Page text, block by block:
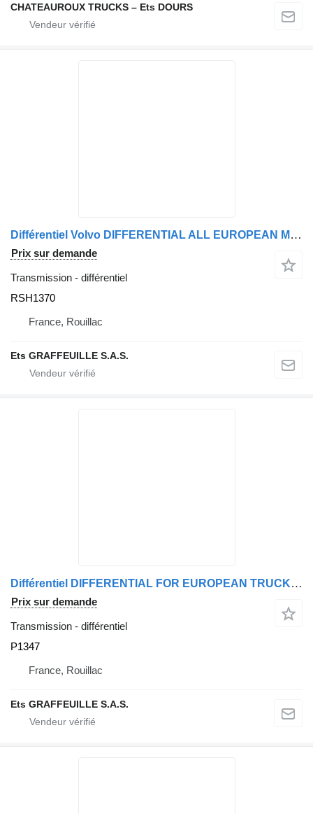
CHATEAUROUX TRUCKS – Ets DOURS
Différentiel Volvo DIFFERENTIAL ALL EUROPEAN MAKES RSH1370 pour camion Volvo FM
Prix sur demande
Transmission - différentiel
RSH1370
France, Rouillac
Ets GRAFFEUILLE S.A.S.
Différentiel DIFFERENTIAL FOR EUROPEAN TRUCKS & BUSES P1347 pour camion DAF
Prix sur demande
Transmission - différentiel
P1347
France, Rouillac
Ets GRAFFEUILLE S.A.S.